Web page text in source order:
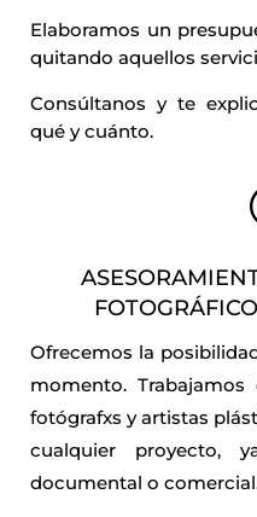
Elaboramos un
quitando aquellos
Consúltanos y te
qué y cuánto.
Ofrecemos la
momento.
fotógrafxs y artistas
cualquier proyecto,
documental o